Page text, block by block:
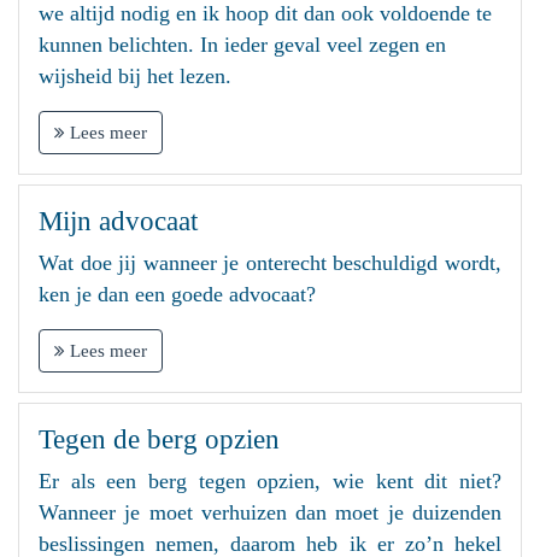
we altijd nodig en ik hoop dit dan ook voldoende te
kunnen belichten. In ieder geval veel zegen en
wijsheid bij het lezen.
Lees meer
Mijn advocaat
Wat doe jij wanneer je onterecht beschuldigd wordt,
ken je dan een goede advocaat?
Lees meer
Tegen de berg opzien
Er als een berg tegen opzien, wie kent dit niet?
Wanneer je moet verhuizen dan moet je duizenden
beslissingen nemen, daarom heb ik er zo’n hekel